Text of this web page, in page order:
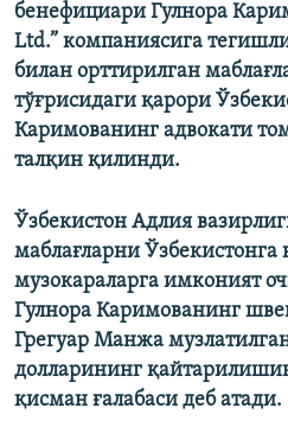
бенефициари Гулнора
Ltd.” компаниясига
билан орттирилган маблағ
тўғрисидаги қарори
Каримованинг адвокати
талқин қилинди.
Ўзбекистон Адлия
маблағларни Ўзбекистонга
музокараларга имконият
Гулнора Каримованинг
Грегуар Манжа
долларининг
қисман ғалабаси деб атади.